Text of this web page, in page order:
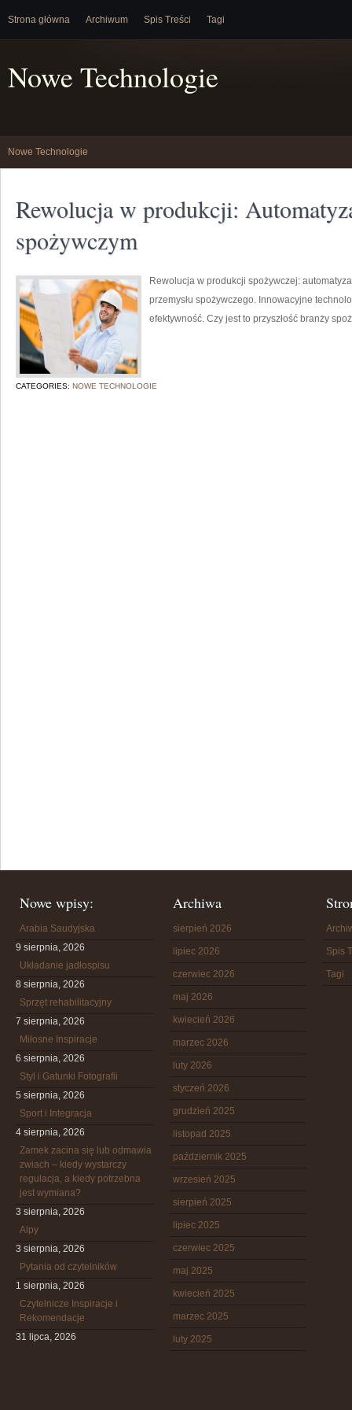
Strona główna Archiwum Spis Treści Tagi
Nowe Technologie
Nowe Technologie
Rewolucja w produkcji:
spożywczym
Rewolucja w produkcji spożywczej:
przemysłu spożywczego. Innowacyjne
efektywność. Czy jest to przyszłość branży
CATEGORIES: NOWE TECHNOLOGIE
Nowe wpisy:
Arabia Saudyjska
9 sierpnia, 2026
Układanie jadłospisu
8 sierpnia, 2026
Sprzęt rehabilitacyjny
7 sierpnia, 2026
Miłosne Inspiracje
6 sierpnia, 2026
Styl i Gatunki Fotografii
5 sierpnia, 2026
Sport i Integracja
4 sierpnia, 2026
Zamek zacina się lub odmawia
zwiach – kiedy wystarczy
regulacja, a kiedy potrzebna
jest wymiana?
3 sierpnia, 2026
Alpy
3 sierpnia, 2026
Pytania od czytelników
1 sierpnia, 2026
Czytelnicze Inspiracje i
Rekomendacje
31 lipca, 2026
Archiwa
sierpień 2026
lipiec 2026
czerwiec 2026
maj 2026
kwiecień 2026
marzec 2026
luty 2026
styczeń 2026
grudzień 2025
listopad 2025
październik 2025
wrzesień 2025
sierpień 2025
lipiec 2025
czerwiec 2025
maj 2025
kwiecień 2025
marzec 2025
luty 2025
Spis
Tagi